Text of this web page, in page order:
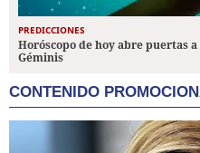
PREDICCIONES
Horóscopo de hoy abre puertas
Géminis
CONTENIDO